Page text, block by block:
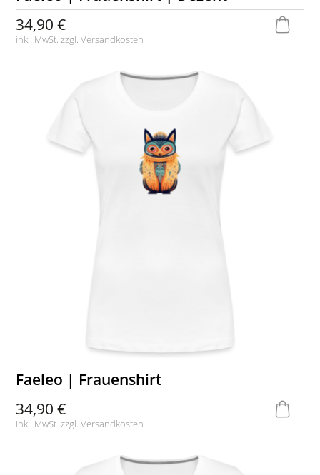
34,90 €
inkl. MwSt. zzgl.Versandkosten
Faeleo | Frauenshirt
34,90 €
inkl. MwSt. zzgl.Versandkosten